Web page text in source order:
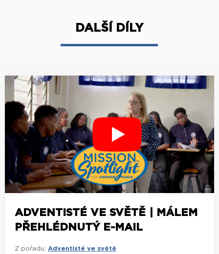
DALŠÍ DÍLY
ADVENTISTÉ VE SVĚTĚ | MÁLEM
PŘEHLÉDNUTÝ E-MAIL
Z pořadu: Adventisté ve světě